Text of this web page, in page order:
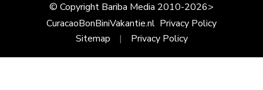
© Copyright Bariba Media 2010-2026>
CuracaoBonBiniVakantie.nl Privacy Policy
Sitemap
Privacy Policy